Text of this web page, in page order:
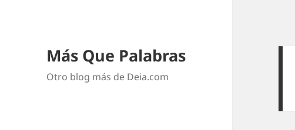
Más Que Palabras
Otro blog más de Deia.com